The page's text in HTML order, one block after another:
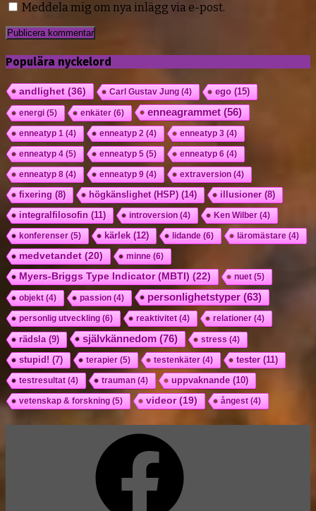
Meddela mig om nya inlägg via e-post.
Populära nyckelord
andlighet(36) Carl Gustav Jung (4) ego (15)
energi (5) enkäter(6) enneagrammet(56)
enneatyp 1 (4) enneatyp 2 (4) enneatyp 3 (4)
enneatyp 4 (5) enneatyp 5 (5) enneatyp 6 (4)
enneatyp 8 (4) enneatyp 9 (4) extraversion (4)
fixering (8) högkänslighet (HSP) (14) illusioner(8)
integralfilosofin (11) introversion (4) Ken Wilber(4)
konferenser(5) kärlek(12) lidande (6) läromästare (4)
medvetandet(20) minne (6)
Myers-Briggs Type Indicator (MBTI) (22) nuet(5)
objekt(4) passion (4) personlighetstyper(63)
personlig utveckling (6) reaktivitet(4) relationer(4)
rädsla (9) självkännedom(76) stress (4)
stupid!(7) terapier(5) testenkäter(4) tester(11)
testresultat(4) trauman (4) uppvaknande(10)
vetenskap & forskning (5) videor(19) ångest(4)